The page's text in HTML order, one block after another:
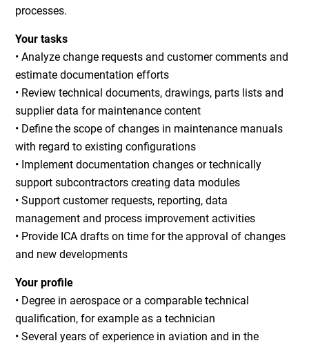
processes.
Your tasks
• Analyze change requests and customer comments and
estimate documentation efforts
• Review technical documents, drawings, parts lists and
supplier data for maintenance content
• Define the scope of changes in maintenance manuals
with regard to existing configurations
• Implement documentation changes or technically
support subcontractors creating data modules
• Support customer requests, reporting, data
management and process improvement activities
• Provide ICA drafts on time for the approval of changes
and new developments
Your profile
• Degree in aerospace or a comparable technical
qualification, for example as a technician
• Several years of experience in aviation and in the